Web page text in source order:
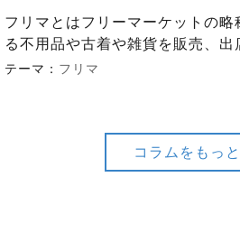
フリマとはフリーマーケットの略
る不用品や古着や雑貨を販売、
テーマ： フリマ
コラムをもっ